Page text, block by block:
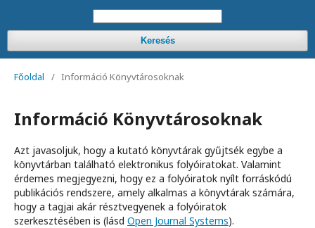
Keresés
Főoldal / Információ Könyvtárosoknak
Információ Könyvtárosoknak
Azt javasoljuk, hogy a kutató könyvtárak gyűjtsék egybe a
könyvtárban található elektronikus folyóiratokat. Valamint
érdemes megjegyezni, hogy ez a folyóiratok nyílt forráskódú
publikációs rendszere, amely alkalmas a könyvtárak számára,
hogy a tagjai akár résztvegyenek a folyóiratok
szerkesztésében is (lásd Open Journal Systems).